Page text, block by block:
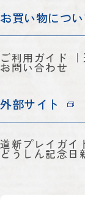
お買い物につ
ご利用ガイド
お問い合わせ
外部サイト
道新プレイガイ
どうしん記念日